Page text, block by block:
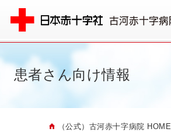
患者さん向け情報
（公式）古河赤十字病院 HOME